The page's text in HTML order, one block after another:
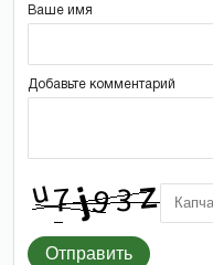
Ваше имя
Добавьте комментарий
Отправить